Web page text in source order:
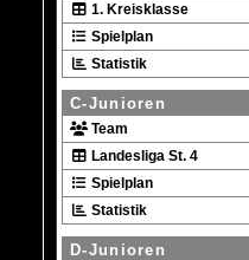
1. Kreisklasse
Spielplan
Statistik
C-Junioren
Team
Landesliga St. 4
Spielplan
Statistik
D-Junioren